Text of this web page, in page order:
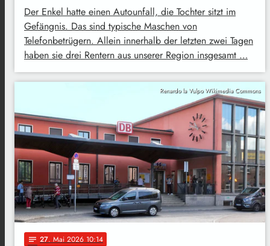
Der Enkel hatte einen Autounfall, die Tochter sitzt im
Gefängnis. Das sind typische Maschen von
Telefonbetrügern. Allein innerhalb der letzten zwei Tagen
haben sie drei Rentern aus unserer Region insgesamt …
Renardo la Vulpo Wikimedia Commons
notes 27. Mai 2026 10:14